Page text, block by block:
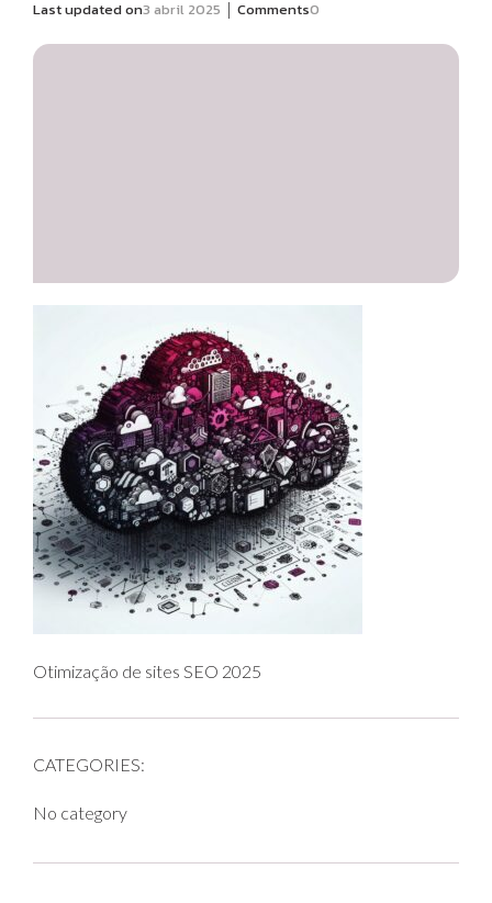
Last updated on3 abril 2025 | Comments0
Otimização de sites SEO 2025
CATEGORIES:
No category